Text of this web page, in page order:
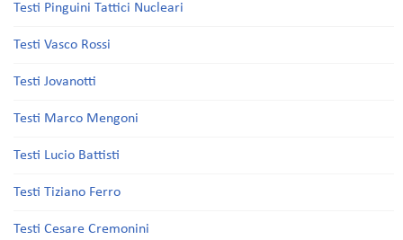
Testi Pinguini Tattici Nucleari
Testi Vasco Rossi
Testi Jovanotti
Testi Marco Mengoni
Testi Lucio Battisti
Testi Tiziano Ferro
Testi Cesare Cremonini